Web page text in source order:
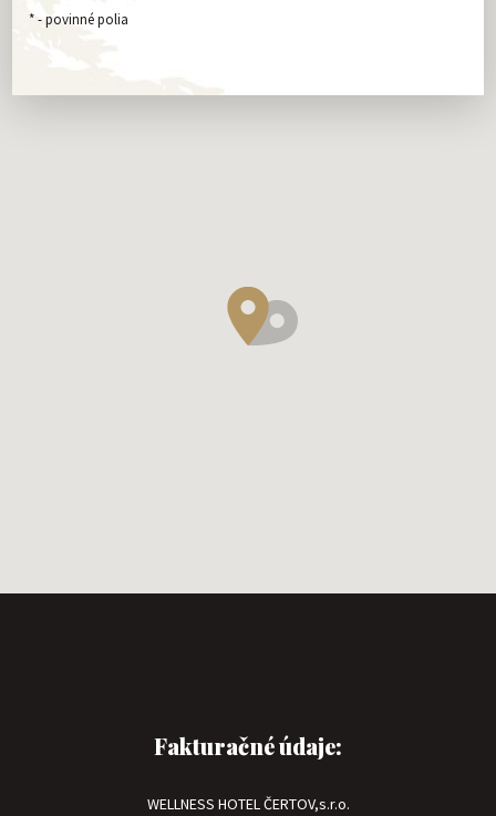
*- povinné polia
Fakturačné údaje:
WELLNESS HOTEL ČERTOV,s.r.o.